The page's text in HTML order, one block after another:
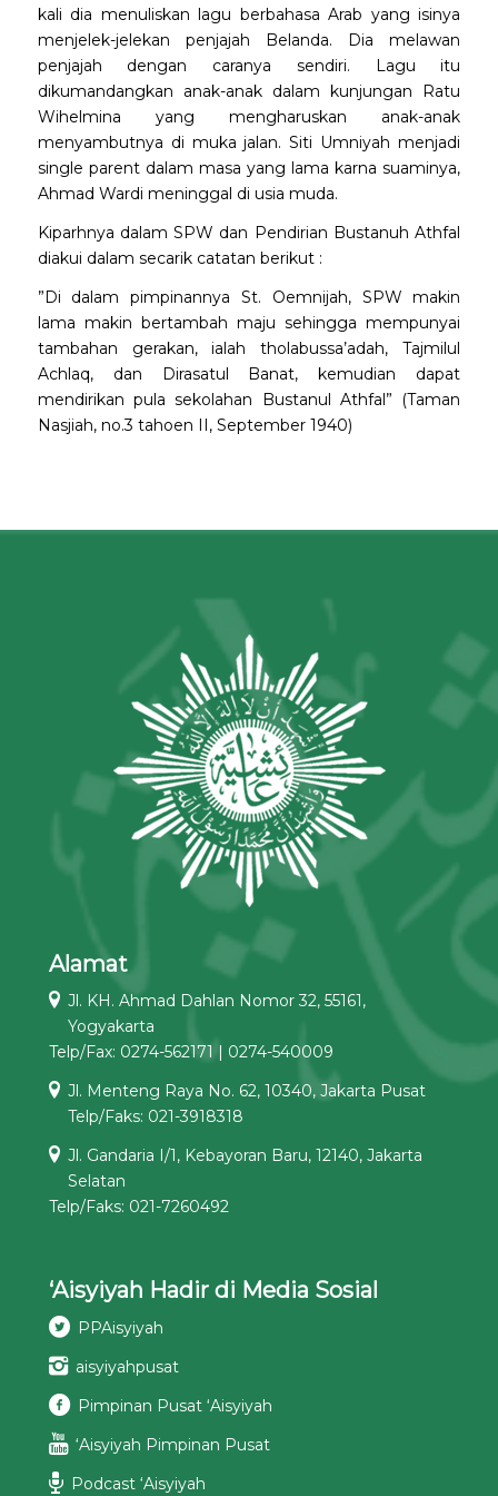
kali dia menuliskan lagu berbahasa Arab yang isinya
menjelek-jelekan penjajah Belanda. Dia melawan
penjajah dengan caranya sendiri. Lagu itu
dikumandangkan anak-anak dalam kunjungan Ratu
Wihelmina yang mengharuskan anak-anak
menyambutnya di muka jalan. Siti Umniyah menjadi
single parent dalam masa yang lama karna suaminya,
Ahmad Wardi meninggal di usia muda.
Kiparhnya dalam SPW dan Pendirian Bustanuh Athfal
diakui dalam secarik catatan berikut :
”Di dalam pimpinannya St. Oemnijah, SPW makin
lama makin bertambah maju sehingga mempunyai
tambahan gerakan, ialah tholabussa’adah, Tajmilul
Achlaq, dan Dirasatul Banat, kemudian dapat
mendirikan pula sekolahan Bustanul Athfal” (Taman
Nasjiah, no.3 tahoen II, September 1940)
Alamat
Jl. KH. Ahmad Dahlan Nomor 32, 55161,
Yogyakarta
Telp/Fax: 0274-562171 | 0274-540009
Jl. Menteng Raya No. 62, 10340, Jakarta Pusat
Telp/Faks: 021-3918318
Jl. Gandaria I/1, Kebayoran Baru, 12140, Jakarta
Selatan
Telp/Faks: 021-7260492
‘Aisyiyah Hadir di Media Sosial
PPAisyiyah
aisyiyahpusat
Pimpinan Pusat ‘Aisyiyah
‘Aisyiyah Pimpinan Pusat
Podcast ‘Aisyiyah